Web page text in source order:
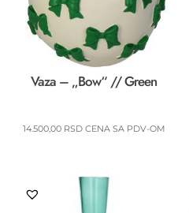
Vaza – „Bow“ // Green
14.500,00 RSD CENA SA PDV-OM